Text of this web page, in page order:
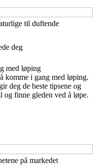
til duftende
deg
med løping
komme i gang med løping.
deg de beste tipsene og
og finne gleden ved å løpe.
på markedet